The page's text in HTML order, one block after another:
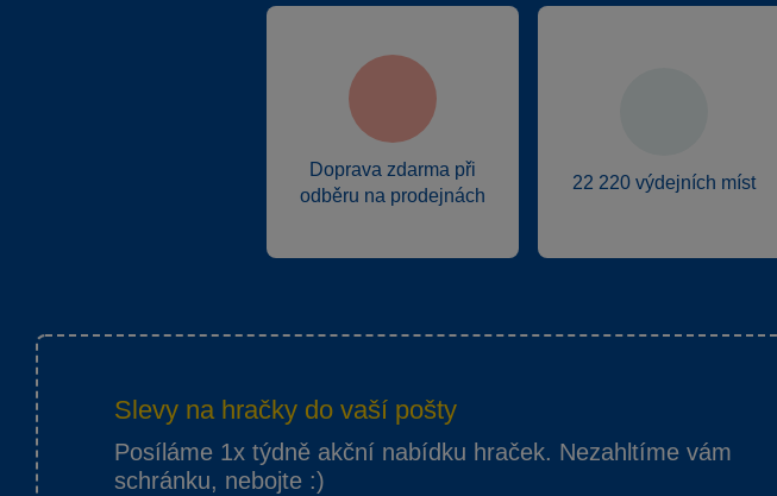
Doprava zdarma při
odběru na prodejnách
22 220 výdejních míst
Slevy na hračky do vaší pošty
Posíláme 1x týdně akční nabídku hraček. Nezahltíme vám
schránku, nebojte :)